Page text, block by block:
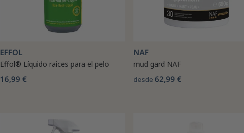
EFFOL
Effol® Líquido raices para el pelo
16,99 €
NAF
mud gard NAF
desde 62,99 €